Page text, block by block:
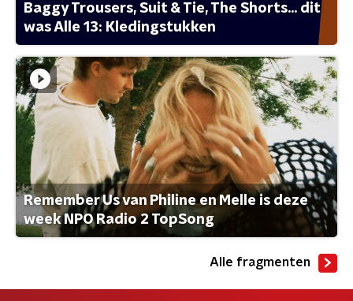
Baggy Trousers, Suit & Tie, The Shorts... dit
was Alle 13: Kledingstukken
Remember Us van Philine en Melle is deze
week NPO Radio 2 TopSong
Alle fragmenten